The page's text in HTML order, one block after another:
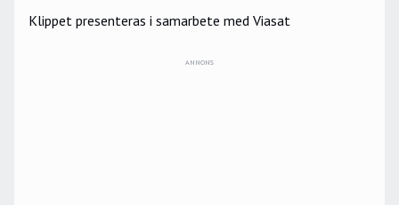
Klippet presenteras i samarbete med Viasat